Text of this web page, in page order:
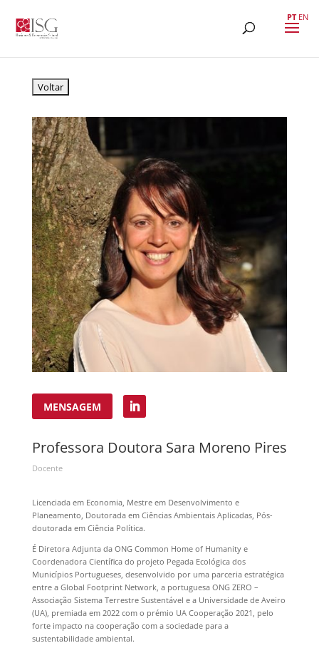
MENSAGEM
Professora Doutora Sara Moreno Pires
Docente
Licenciada em Economia, Mestre em Desenvolvimento e
Planeamento, Doutorada em Ciências Ambientais Aplicadas, Pós-
doutorada em Ciência Política.
É Diretora Adjunta da ONG Common Home of Humanity e
Coordenadora Científica do projeto Pegada Ecológica dos
Municípios Portugueses, desenvolvido por uma parceria estratégica
entre a Global Footprint Network, a portuguesa ONG ZERO –
Associação Sistema Terrestre Sustentável e a Universidade de Aveiro
(UA), premiada em 2022 com o prémio UA Cooperação 2021, pelo
forte impacto na cooperação com a sociedade para a
sustentabilidade ambiental.
PT EN